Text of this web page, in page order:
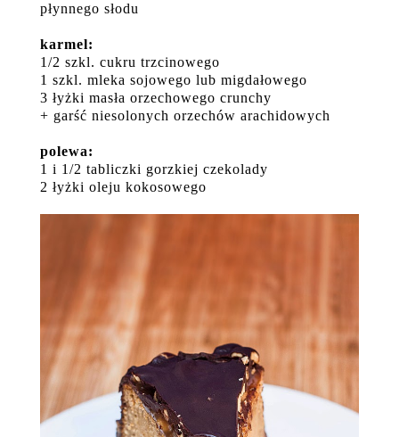
płynnego słodu
karmel:
1/2 szkl. cukru trzcinowego
1 szkl. mleka sojowego lub migdałowego
3 łyżki masła orzechowego crunchy
+ garść niesolonych orzechów arachidowych
polewa:
1 i 1/2 tabliczki gorzkiej czekolady
2 łyżki oleju kokosowego